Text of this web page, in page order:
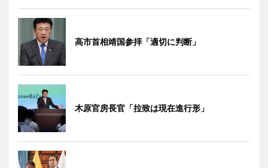
高市首相靖国参拝「適切に判断」
木原官房長官「拉致は現在進行形」